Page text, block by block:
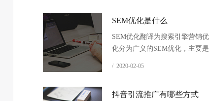
SEM优化是什么
SEM优化翻译为搜索引擎营销
化分为广义的SEM优化，主要
/ 2020-02-05
抖音引流推广有哪些方式